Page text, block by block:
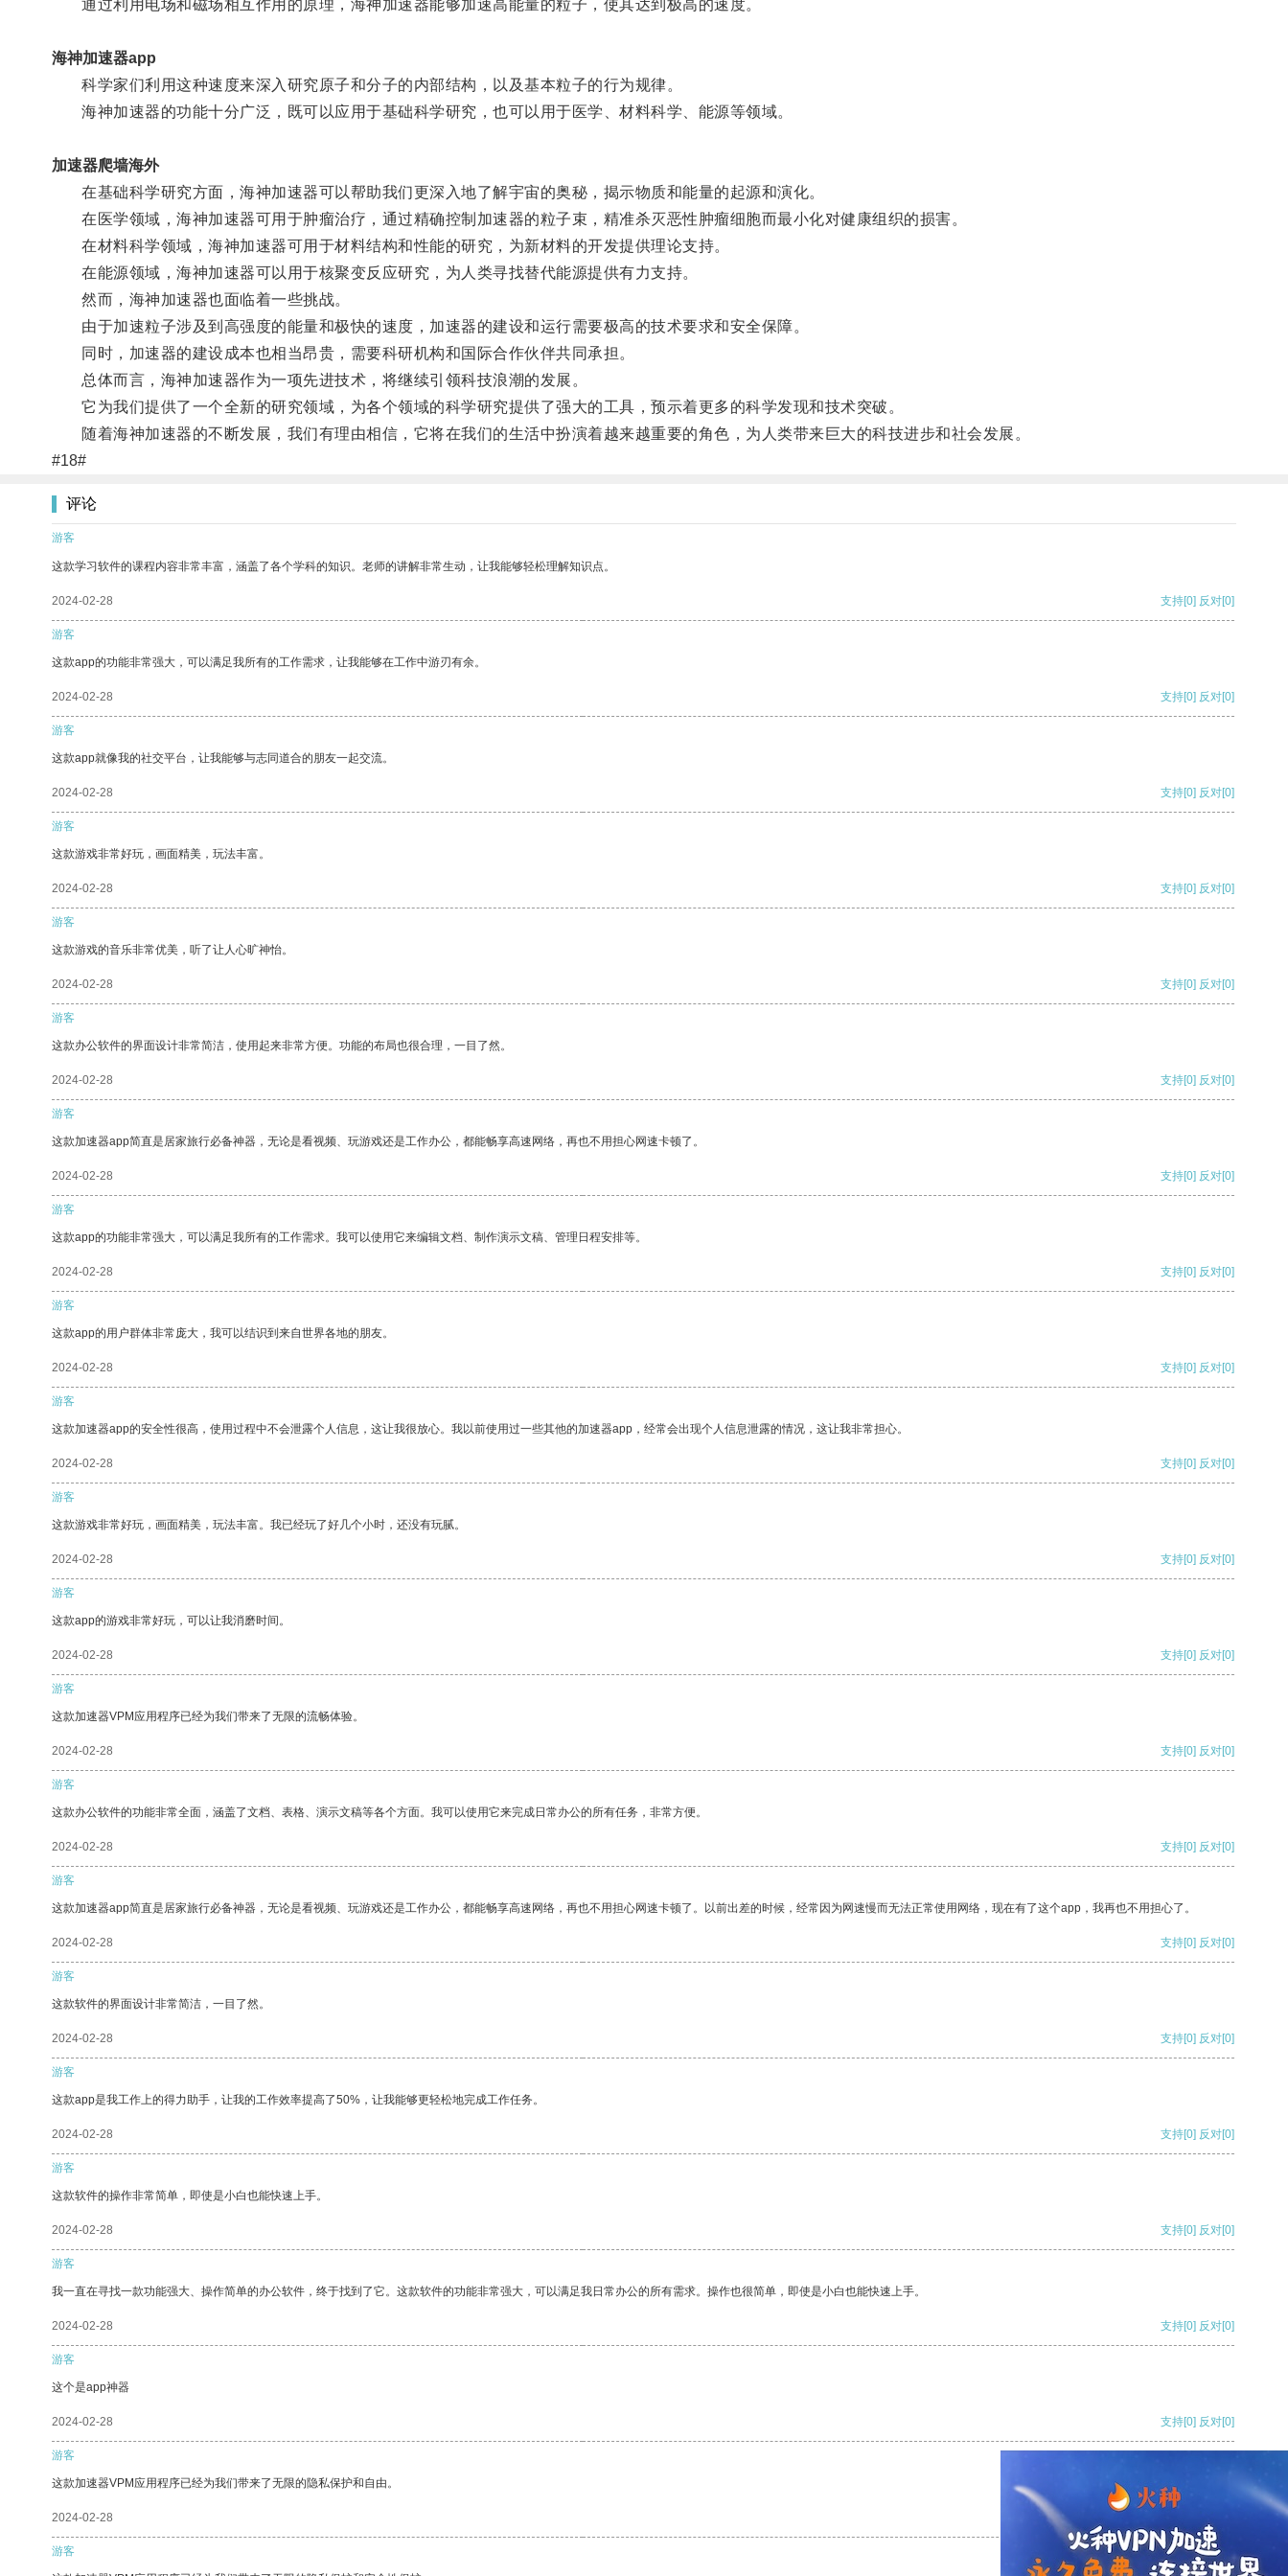
通过利用电场和磁场相互作用的原理，海神加速器能够加速高能量的粒子，使其达到极高的速度。
海神加速器app
科学家们利用这种速度来深入研究原子和分子的内部结构，以及基本粒子的行为规律。
海神加速器的功能十分广泛，既可以应用于基础科学研究，也可以用于医学、材料科学、能源等领域。
加速器爬墙海外
在基础科学研究方面，海神加速器可以帮助我们更深入地了解宇宙的奥秘，揭示物质和能量的起源和演化。
在医学领域，海神加速器可用于肿瘤治疗，通过精确控制加速器的粒子束，精准杀灭恶性肿瘤细胞而最小化对健康组织的损害。
在材料科学领域，海神加速器可用于材料结构和性能的研究，为新材料的开发提供理论支持。
在能源领域，海神加速器可以用于核聚变反应研究，为人类寻找替代能源提供有力支持。
然而，海神加速器也面临着一些挑战。
由于加速粒子涉及到高强度的能量和极快的速度，加速器的建设和运行需要极高的技术要求和安全保障。
同时，加速器的建设成本也相当昂贵，需要科研机构和国际合作伙伴共同承担。
总体而言，海神加速器作为一项先进技术，将继续引领科技浪潮的发展。
它为我们提供了一个全新的研究领域，为各个领域的科学研究提供了强大的工具，预示着更多的科学发现和技术突破。
随着海神加速器的不断发展，我们有理由相信，它将在我们的生活中扮演着越来越重要的角色，为人类带来巨大的科技进步和社会发展。
#18#
评论
游客
这款学习软件的课程内容非常丰富，涵盖了各个学科的知识。老师的讲解非常生动，让我能够轻松理解知识点。
2024-02-28 支持[0] 反对[0]
游客
这款app的功能非常强大，可以满足我所有的工作需求，让我能够在工作中游刃有余。
2024-02-28 支持[0] 反对[0]
游客
这款app就像我的社交平台，让我能够与志同道合的朋友一起交流。
2024-02-28 支持[0] 反对[0]
游客
这款游戏非常好玩，画面精美，玩法丰富。
2024-02-28 支持[0] 反对[0]
游客
这款游戏的音乐非常优美，听了让人心旷神怡。
2024-02-28 支持[0] 反对[0]
游客
这款办公软件的界面设计非常简洁，使用起来非常方便。功能的布局也很合理，一目了然。
2024-02-28 支持[0] 反对[0]
游客
这款加速器app简直是居家旅行必备神器，无论是看视频、玩游戏还是工作办公，都能畅享高速网络，再也不用担心网速卡顿了。
2024-02-28 支持[0] 反对[0]
游客
这款app的功能非常强大，可以满足我所有的工作需求。我可以使用它来编辑文档、制作演示文稿、管理日程安排等。
2024-02-28 支持[0] 反对[0]
游客
这款app的用户群体非常庞大，我可以结识到来自世界各地的朋友。
2024-02-28 支持[0] 反对[0]
游客
这款加速器app的安全性很高，使用过程中不会泄露个人信息，这让我很放心。我以前使用过一些其他的加速器app，经常会出现个人信息泄露的情况，这让我非常担心。
2024-02-28 支持[0] 反对[0]
游客
这款游戏非常好玩，画面精美，玩法丰富。我已经玩了好几个小时，还没有玩腻。
2024-02-28 支持[0] 反对[0]
游客
这款app的游戏非常好玩，可以让我消磨时间。
2024-02-28 支持[0] 反对[0]
游客
这款加速器VPM应用程序已经为我们带来了无限的流畅体验。
2024-02-28 支持[0] 反对[0]
游客
这款办公软件的功能非常全面，涵盖了文档、表格、演示文稿等各个方面。我可以使用它来完成日常办公的所有任务，非常方便。
2024-02-28 支持[0] 反对[0]
游客
这款加速器app简直是居家旅行必备神器，无论是看视频、玩游戏还是工作办公，都能畅享高速网络，再也不用担心网速卡顿了。以前出差的时候，经常因为网速慢而无法正常使用网络，现在有了这个app，我再也不用担心了。
2024-02-28 支持[0] 反对[0]
游客
这款软件的界面设计非常简洁，一目了然。
2024-02-28 支持[0] 反对[0]
游客
这款app是我工作上的得力助手，让我的工作效率提高了50%，让我能够更轻松地完成工作任务。
2024-02-28 支持[0] 反对[0]
游客
这款软件的操作非常简单，即使是小白也能快速上手。
2024-02-28 支持[0] 反对[0]
游客
我一直在寻找一款功能强大、操作简单的办公软件，终于找到了它。这款软件的功能非常强大，可以满足我日常办公的所有需求。操作也很简单，即使是小白也能快速上手。
2024-02-28 支持[0] 反对[0]
游客
这个是app神器
2024-02-28 支持[0] 反对[0]
游客
这款加速器VPM应用程序已经为我们带来了无限的隐私保护和自由。
2024-02-28
游客